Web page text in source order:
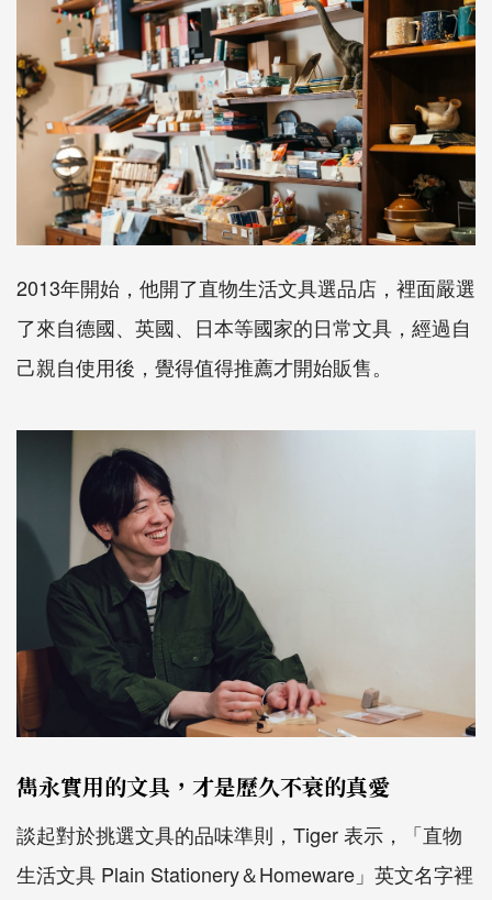
2013年開始，他開了直物生活文具選品店，裡面嚴選
了來自德國、英國、日本等國家的日常文具，經過自
己親自使用後，覺得值得推薦才開始販售。
雋永實用的文具，才是歷久不衰的真愛
談起對於挑選文具的品味準則， Tiger表示，「直物
生活文具 Plain Stationery＆Homeware 」英文名字裡